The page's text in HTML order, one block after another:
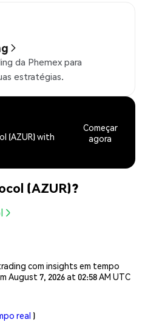
da Phemex para
estratégias.
(AZUR) with
Começar
agora
(AZUR)?
com insights em tempo
August 7, 2026 at 02:58 AM UTC
real )